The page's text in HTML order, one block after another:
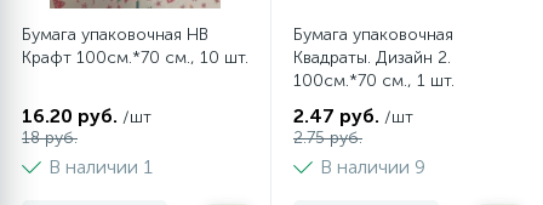
Бумага упаковочная НВ
Крафт 100см.*70 см., 10 шт.
16.20 руб. /шт
18 руб.
В наличии 1
Бумага упаковочная
Квадраты. Дизайн 2.
100см.*70 см., 1 шт.
2.47 руб. /шт
2.75 руб.
В наличии 9